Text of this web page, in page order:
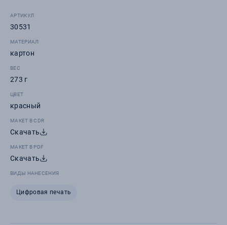
АРТИКУЛ
30531
МАТЕРИАЛ
картон
ВЕС
273 г
ЦВЕТ
красный
МАКЕТ В CDR
Скачать
МАКЕТ В PDF
Скачать
ВИДЫ НАНЕСЕНИЯ
Цифровая печать